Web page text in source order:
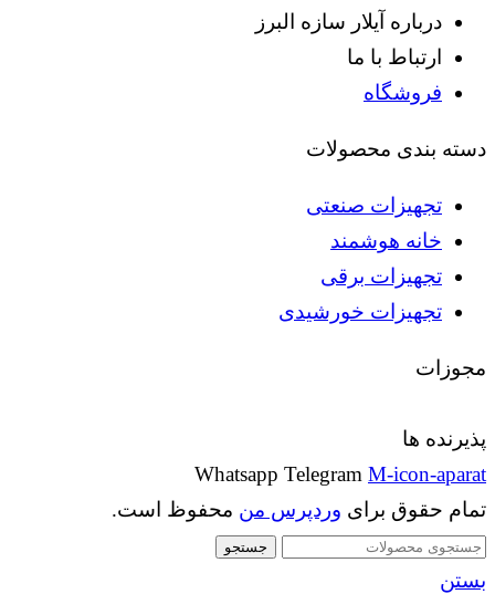
درباره آیلار سازه البرز
ارتباط با ما
فروشگاه
دسته بندی محصولات
تجهیزات صنعتی
خانه هوشمند
تجهیزات برقی
تجهیزات خورشیدی
مجوزات
پذیرنده ها
Whatsapp Telegram M-icon-aparat
تمام حقوق برای وردپرس من محفوظ است.
جستجو
بستن